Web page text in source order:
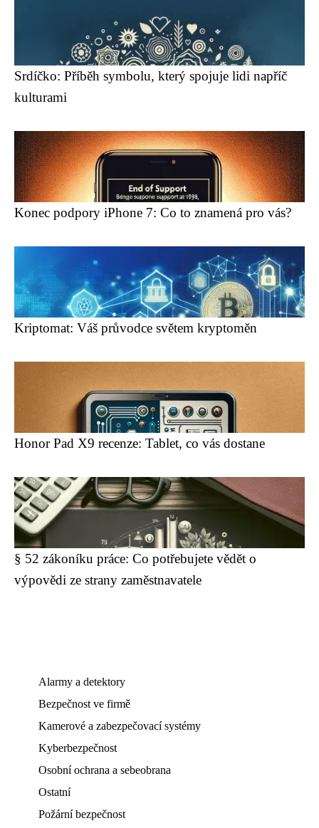
Srdíčko: Příběh symbolu, který spojuje lidi napříč
kulturami
Konec podpory iPhone 7: Co to znamená pro vás?
Kriptomat: Váš průvodce světem kryptoměn
Honor Pad X9 recenze: Tablet, co vás dostane
§ 52 zákoníku práce: Co potřebujete vědět o
výpovědi ze strany zaměstnavatele
Alarmy a detektory
Bezpečnost ve firmě
Kamerové a zabezpečovací systémy
Kyberbezpečnost
Osobní ochrana a sebeobrana
Ostatní
Požární bezpečnost